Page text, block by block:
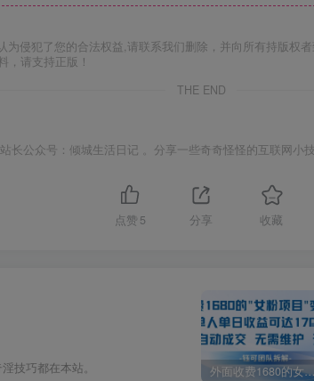
侵犯了您的合法权益,请联系我们删除，并向所有持版权
，请支持正版！
THE END
长公众号：倾城生活日记 。分享一些奇奇怪怪的互联网小
点赞 5 分享 收藏
技巧都在本站。 外面收费1680的女粉项目变现，单人单日收益可达1.7k，全自动成交无需维护